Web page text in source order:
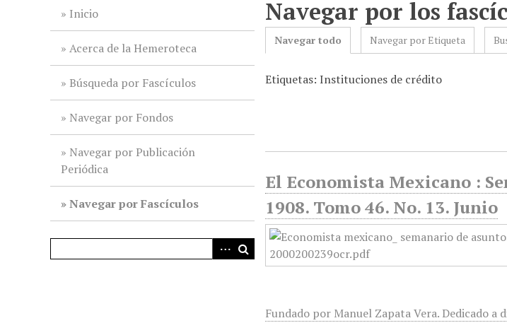
Inicio
Acerca de la Hemeroteca
Búsqueda por Fascículos
Navegar por Fondos
Navegar por Publicación
Periódica
Navegar por Fascículos
Navegar por los
Navegar todo Navegar por Etiqueta
Etiquetas: Instituciones de crédito
El Economista Mexicano :
1908. Tomo 46. No. 13. Junio
Fundado por Manuel Zapata Vera. Dedicado